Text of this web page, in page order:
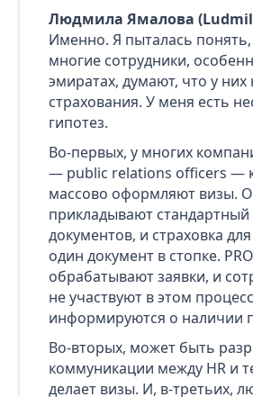
Людмила Ямалова
Именно. Я пыталась
многие сотрудники,
эмиратах, думают, что у них
страхования. У меня есть
гипотез.
Во‑первых, у многих
— public relations officers —
массово оформляют визы.
прикладывают стандартный
документов, и страховка
один документ в стопке.
обрабатывают заявки, и
не участвуют в этом
информируются о наличии
Во‑вторых, может быть
коммуникации между HR и
делает визы. И, в‑третьих,